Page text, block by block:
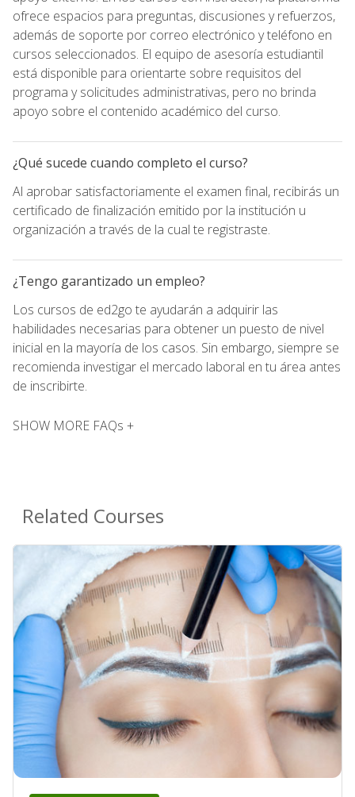
ofrece espacios para preguntas, discusiones y refuerzos,
además de soporte por correo electrónico y teléfono en
cursos seleccionados. El equipo de asesoría estudiantil
está disponible para orientarte sobre requisitos del
programa y solicitudes administrativas, pero no brinda
apoyo sobre el contenido académico del curso.
¿Qué sucede cuando completo el curso?
Al aprobar satisfactoriamente el examen final, recibirás un
certificado de finalización emitido por la institución u
organización a través de la cual te registraste.
¿Tengo garantizado un empleo?
Los cursos de ed2go te ayudarán a adquirir las
habilidades necesarias para obtener un puesto de nivel
inicial en la mayoría de los casos. Sin embargo, siempre se
recomienda investigar el mercado laboral en tu área antes
de inscribirte.
SHOW MORE FAQs +
Related Courses